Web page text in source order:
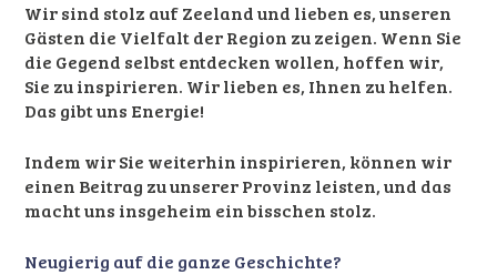
Wir sind stolz auf Zeeland und lieben es, unseren
Gästen die Vielfalt der Region zu zeigen. Wenn Sie
die Gegend selbst entdecken wollen, hoffen wir,
Sie zu inspirieren. Wir lieben es, Ihnen zu helfen.
Das gibt uns Energie!
Indem wir Sie weiterhin inspirieren, können wir
einen Beitrag zu unserer Provinz leisten, und das
macht uns insgeheim ein bisschen stolz.
Neugierig auf die ganze Geschichte?